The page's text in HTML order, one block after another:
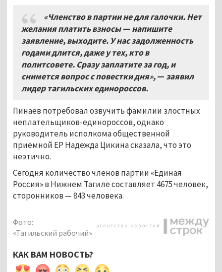
«Членство в партии не для галочки. Нет
желания платить взносы— напишите
заявление, выходите. У нас задолженность
годами длится, даже у тех, кто в
политсовете. Сразу заплатите за год, и
снимется вопрос с повестки дня»,— заявил
лидер тагильских единороссов.
Пинаев потребовал озвучить фамилии злостных
неплательщиков-единороссов, однако
руководитель исполкома общественной
приёмной ЕР Надежда Цикина сказала, что это
неэтично.
Сегодня количество членов партии «Единая
Россия» в Нижнем Тагиле составляет 4675 человек,
сторонников — 843 человека.
Фото:
«Тагильский рабочий»
КАК ВАМ НОВОСТЬ?